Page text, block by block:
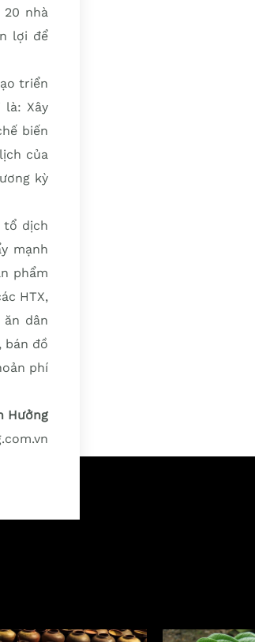
nhà
lợi để
triển
Xây
biến
của
kỳ
tổ dịch
mạnh
phẩm
HTX,
ăn dân
bán đồ
phí
Hưởng